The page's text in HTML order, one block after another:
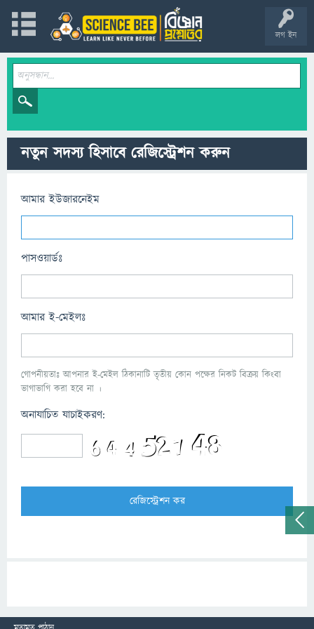
লগ ইন
নতুন সদস্য হিসাবে রেজিস্ট্রেশন করুন
আমার ইউজারনেইম
পাসওয়ার্ডঃ
আমার ই-মেইলঃ
গোপনীয়তাঃ আপনার ই-মেইল ঠিকানাটি তৃতীয় কোন পক্ষের নিকট বিক্রয় কিংবা
ভাগাভাগি করা হবে না ।
অনাযাচিত যাচাইকরণ: